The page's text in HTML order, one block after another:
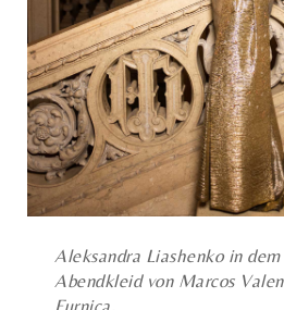
Aleksandra Liashenko in
Abendkleid von Marcos